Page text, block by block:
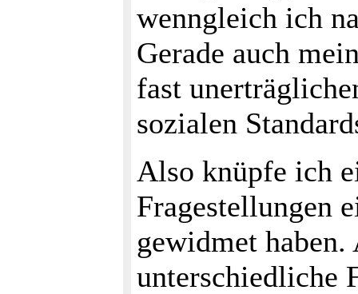
wenngleich ich
Gerade auch
fast
sozialen
Also knüpfe ich
Fragestellungen
gewidmet
unterschiedliche